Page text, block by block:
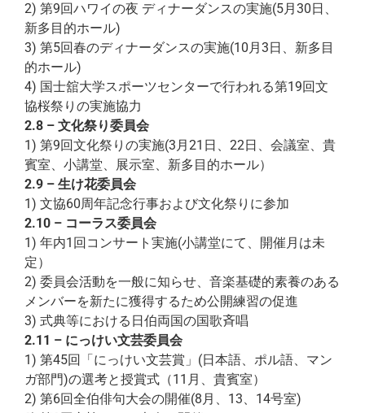
2) 第9回ハワイの夜 ディナーダンスの実施(5月30日、
新多目的ホール)
3) 第5回春のディナーダンスの実施(10月3日、新多目
的ホール)
4) 国士舘大学スポーツセンターで行われる第19回文
協桜祭りの実施協力
2.8 – 文化祭り委員会
1) 第9回文化祭りの実施(3月21日、22日、会議室、貴
賓室、小講堂、展示室、新多目的ホール）
2.9 – 生け花委員会
1) 文協60周年記念行事および文化祭りに参加
2.10 – コーラス委員会
1) 年内1回コンサート実施(小講堂にて、開催月は未
定）
2) 委員会活動を一般に知らせ、音楽基礎的素養のある
メンバーを新たに獲得するため公開練習の促進
3) 式典等における日伯両国の国歌斉唱
2.11 – にっけい文芸委員会
1) 第45回「にっけい文芸賞」(日本語、ポル語、マン
ガ部門)の選考と授賞式（11月、貴賓室）
2) 第6回全伯俳句大会の開催(8月、13、14号室)